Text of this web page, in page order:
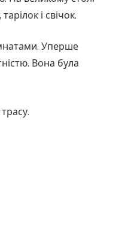
і свічок.
Уперше
Вона була